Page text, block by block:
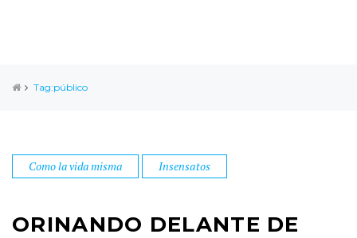
Tag:público
Como la vida misma Insensatos
ORINANDO DELANTE DE